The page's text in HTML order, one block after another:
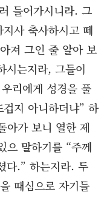
들어가시니라. 그
사 축사하시고 떼
져 그인 줄 알아 보
시는지라, 그들이
리에게 성경을 풀
지 아니하더냐” 하
아가 보니 열한 제
으 말하기를 “주께
다.” 하는지라. 두
때심으로 자기들